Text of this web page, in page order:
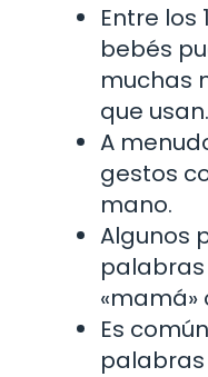
Entre los
bebés
muchas
que usan.
A
gestos
mano.
Algunos
«mamá»
Es